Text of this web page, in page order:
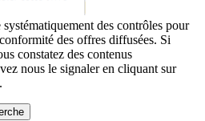
des contrôles pour
des offres diffusées. Si
constatez des contenus
nous le signaler en cliquant sur